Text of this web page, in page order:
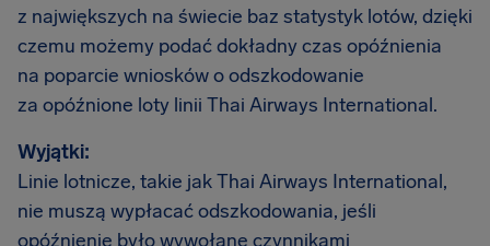
z największych na świecie baz statystyk lotów, dzięki
czemu możemy podać dokładny czas opóźnienia
na poparcie wniosków o odszkodowanie
za opóźnione loty linii Thai Airways International.
Wyjątki:
Linie lotnicze, takie jak Thai Airways International,
nie muszą wypłacać odszkodowania, jeśli
opóźnienie było wywołane czynnikami